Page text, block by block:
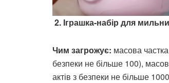
2. Іграшка-набір для
Чим загрожує: масова
безпеки не більше 100),
актів з безпеки не більше